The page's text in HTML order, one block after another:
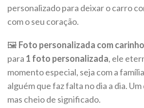
personalizado para deixar o carro
com o seu coração.
🖼️ Foto personalizada com
para 1 foto personalizada, ele
momento especial, seja com a
alguém que faz falta no dia a dia.
mas cheio de significado.